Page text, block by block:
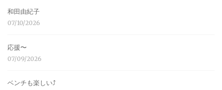
和田由紀子
07/10/2026
応援〜
07/09/2026
ベンチも楽しい⤴︎